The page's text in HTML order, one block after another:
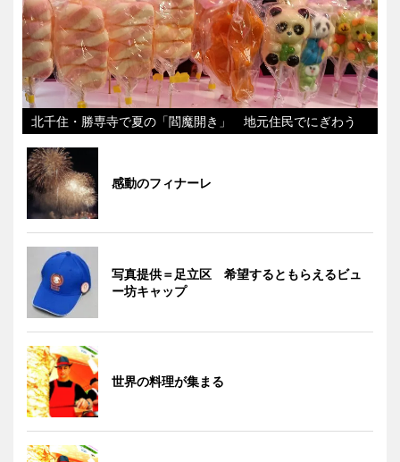
北千住・勝専寺で夏の「閻魔開き」 地元住民でにぎわう
感動のフィナーレ
写真提供＝足立区 希望するともらえるビュ
ー坊キャップ
世界の料理が集まる